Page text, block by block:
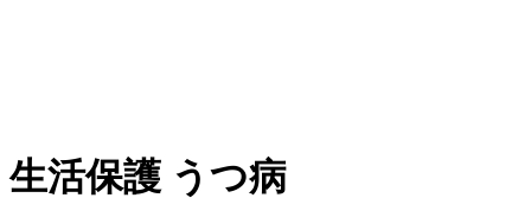
生活保護 うつ病